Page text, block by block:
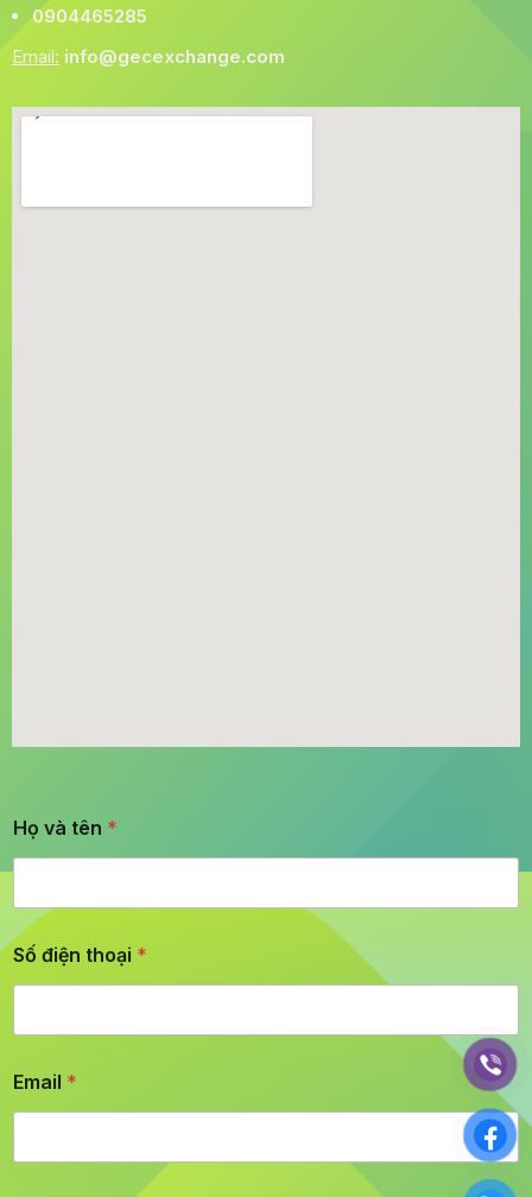
0904465285
Email: info@gecexchange.com
Họ và tên *
Số điện thoại *
Email *